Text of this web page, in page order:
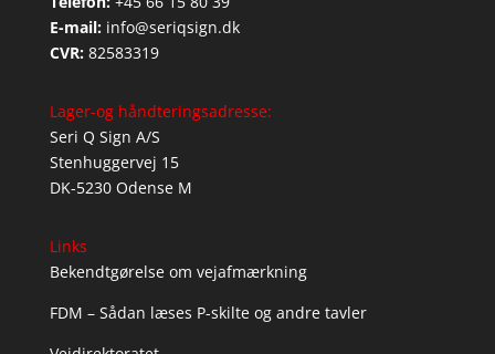
E-mail: info@seriqsign.dk
CVR: 82583319
Lager-og håndteringsadresse:
Seri Q Sign A/S
Stenhuggervej 15
DK-5230 Odense M
Links
Bekendtgørelse om vejafmærkning
FDM – Sådan læses P-skilte og andre tavler